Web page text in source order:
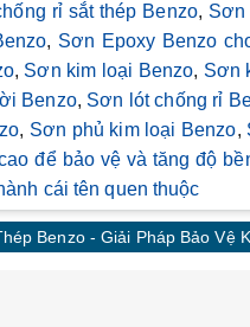
rỉ sắt thép Benzo, Sơn
, Sơn Epoxy Benzo
, Sơn kim loại Benzo, Sơn
Benzo, Sơn lót chống rỉ
, Sơn phủ kim loại Benzo,
để bảo vệ và tăng độ
cái tên quen thuộc
Benzo - Giải Pháp Bảo Vệ